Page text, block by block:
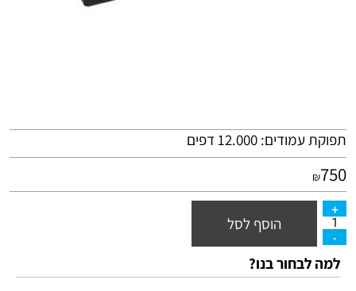
תפוקת עמודים: 12.000 דפים
₪750
הוסף לסל
למה לבחור בנו?